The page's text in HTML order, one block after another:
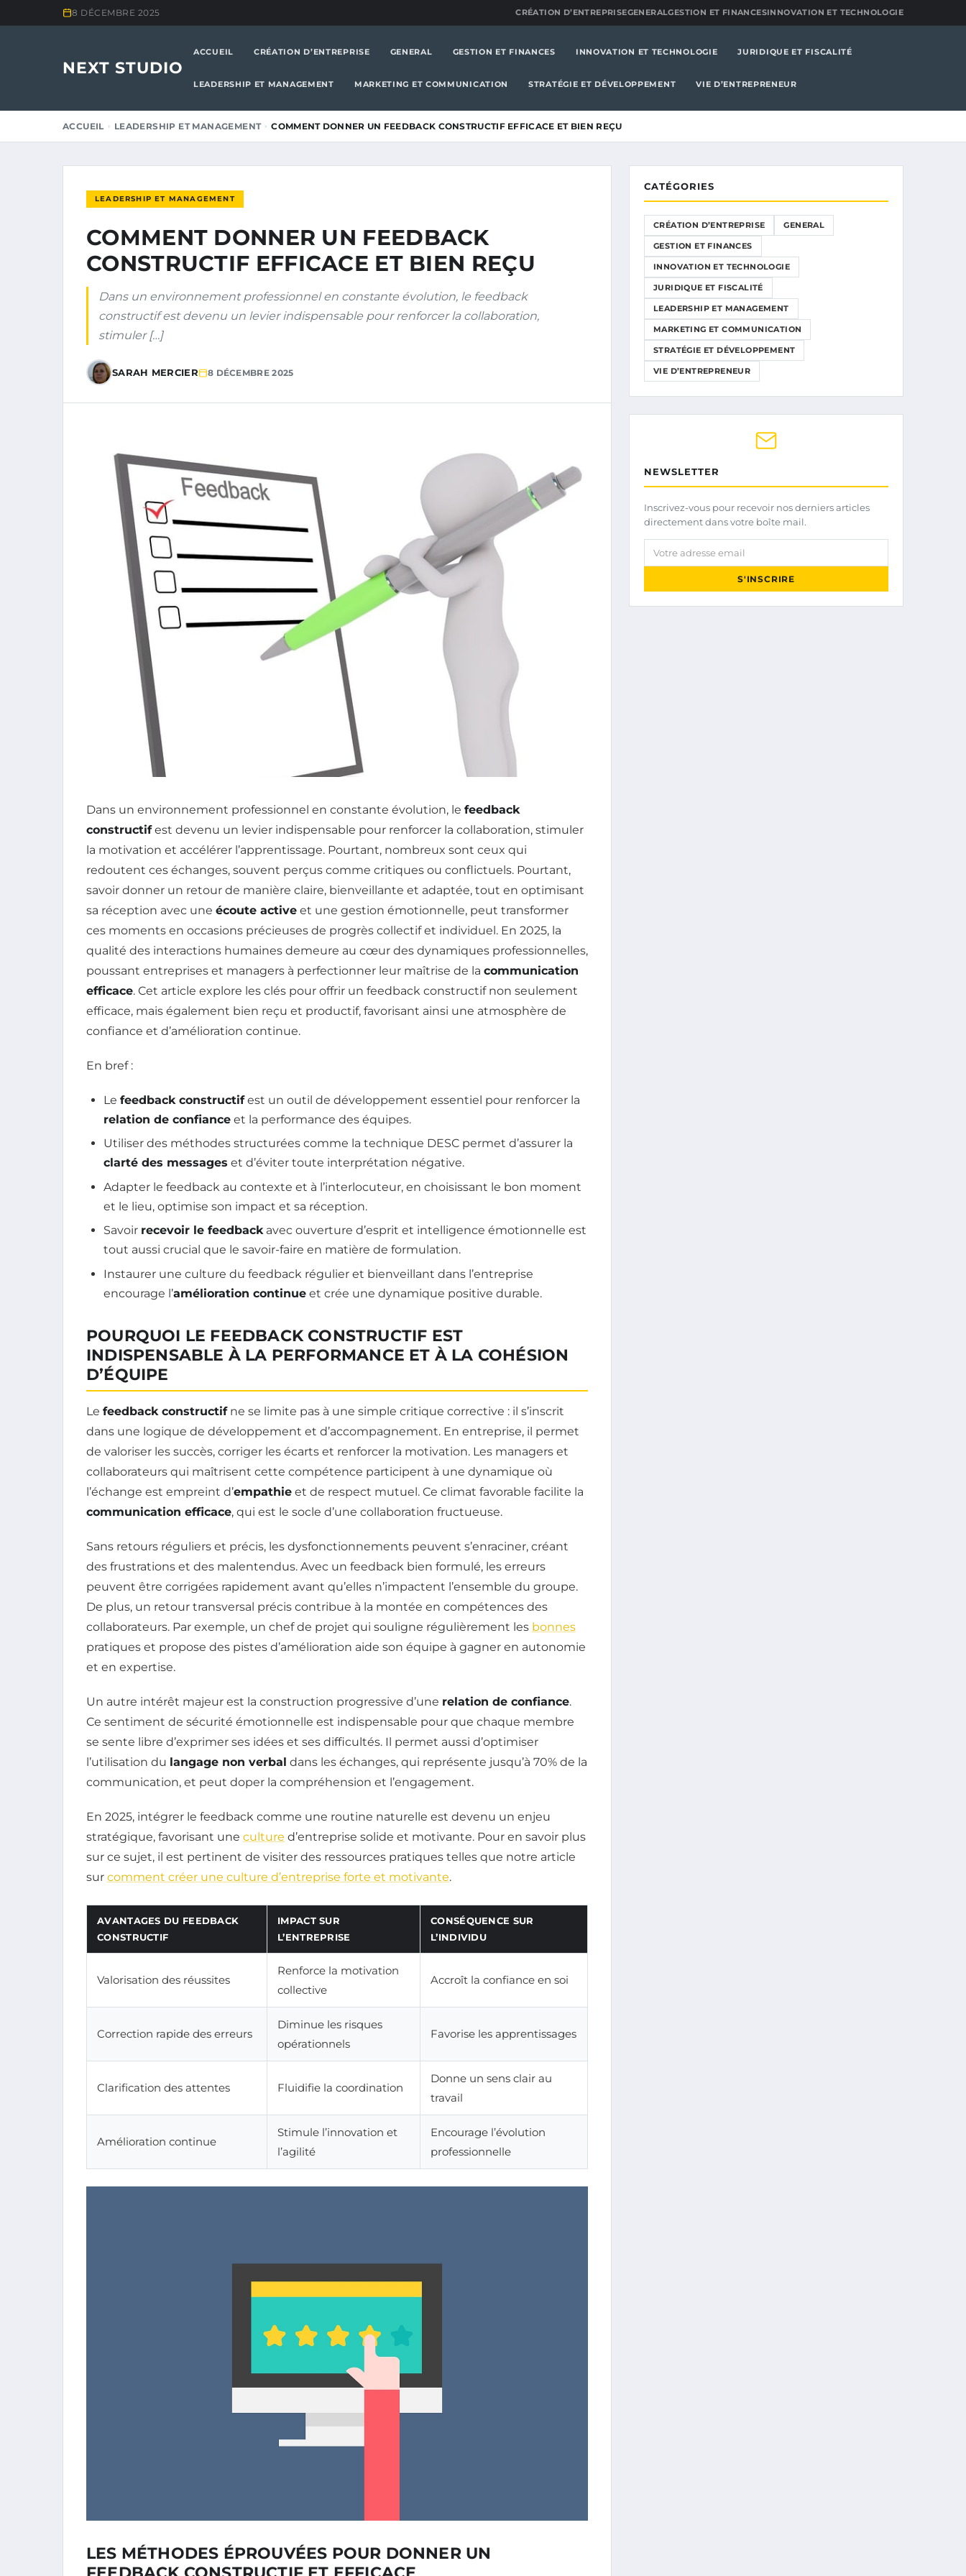
8 DÉCEMBRE 2025 CRÉATION D’ENTREPRISEGENERALGESTION ET FINANCESINNOVATION ET TECHNOLOGIE
NEXT STUDIO
ACCUEIL CRÉATION D’ENTREPRISE GENERAL GESTION ET FINANCES INNOVATION ET TECHNOLOGIE JURIDIQUE ET FISCALITÉ
LEADERSHIP ET MANAGEMENT MARKETING ET COMMUNICATION STRATÉGIE ET DÉVELOPPEMENT VIE D’ENTREPRENEUR
ACCUEIL LEADERSHIP ET MANAGEMENT COMMENT DONNER UN FEEDBACK CONSTRUCTIF EFFICACE ET BIEN REÇU
LEADERSHIP ET MANAGEMENT
COMMENT DONNER UN FEEDBACK
CONSTRUCTIF EFFICACE ET BIEN REÇU
Dans un environnement professionnel en constante évolution, le feedback
constructif est devenu un levier indispensable pour renforcer la collaboration,
stimuler […]
SARAH MERCIER 8 DÉCEMBRE 2025
Dans un environnement professionnel en constante évolution, le feedback
constructifest devenu un levier indispensable pour renforcer la collaboration, stimuler
la motivation et accélérer l’apprentissage. Pourtant, nombreux sont ceux qui
redoutent ces échanges, souvent perçus comme critiques ou conflictuels. Pourtant,
savoir donner un retour de manière claire, bienveillante et adaptée, tout en optimisant
sa réception avec une écoute active et une gestion émotionnelle, peut transformer
ces moments en occasions précieuses de progrès collectif et individuel. En 2025, la
qualité des interactions humaines demeure au cœur des dynamiques professionnelles,
poussant entreprises et managers à perfectionner leur maîtrise de la communication
efficace. Cet article explore les clés pour offrir un feedback constructif non seulement
efficace, mais également bien reçu et productif, favorisant ainsi une atmosphère de
confiance et d’amélioration continue.
En bref :
Le feedback constructifest un outil de développement essentiel pour renforcer la
relation de confiance et la performance des équipes.
Utiliser des méthodes structurées comme la technique DESC permet d’assurer la
clarté des messages et d’éviter toute interprétation négative.
Adapter le feedback au contexte et à l’interlocuteur, en choisissant le bon moment
et le lieu, optimise son impact et sa réception.
Savoir recevoir le feedbackavec ouverture d’esprit et intelligence émotionnelle est
tout aussi crucial que le savoir-faire en matière de formulation.
Instaurer une culture du feedback régulier et bienveillant dans l’entreprise
encourage l’amélioration continue et crée une dynamique positive durable.
POURQUOI LE FEEDBACK CONSTRUCTIF EST
INDISPENSABLE À LA PERFORMANCE ET À LA COHÉSION
D’ÉQUIPE
Le feedback constructifne se limite pas à une simple critique corrective : il s’inscrit
dans une logique de développement et d’accompagnement. En entreprise, il permet
de valoriser les succès, corriger les écarts et renforcer la motivation. Les managers et
collaborateurs qui maîtrisent cette compétence participent à une dynamique où
l’échange est empreint d’empathie et de respect mutuel. Ce climat favorable facilite la
communication efficace, qui est le socle d’une collaboration fructueuse.
Sans retours réguliers et précis, les dysfonctionnements peuvent s’enraciner, créant
des frustrations et des malentendus. Avec un feedback bien formulé, les erreurs
peuvent être corrigées rapidement avant qu’elles n’impactent l’ensemble du groupe.
De plus, un retour transversal précis contribue à la montée en compétences des
collaborateurs. Par exemple, un chef de projet qui souligne régulièrement les bonnes
pratiques et propose des pistes d’amélioration aide son équipe à gagner en autonomie
et en expertise.
Un autre intérêt majeur est la construction progressive d’une relation de confiance.
Ce sentiment de sécurité émotionnelle est indispensable pour que chaque membre
se sente libre d’exprimer ses idées et ses difficultés. Il permet aussi d’optimiser
l’utilisation du langage non verbal dans les échanges, qui représente jusqu’à 70% de la
communication, et peut doper la compréhension et l’engagement.
En 2025, intégrer le feedback comme une routine naturelle est devenu un enjeu
stratégique, favorisant une culture d’entreprise solide et motivante. Pour en savoir plus
sur ce sujet, il est pertinent de visiter des ressources pratiques telles que notre article
sur comment créer une culture d’entreprise forte et motivante.
AVANTAGES DU FEEDBACK
CONSTRUCTIF
IMPACT SUR
L’ENTREPRISE
CONSÉQUENCE SUR
L’INDIVIDU
Valorisation des réussites
Renforce la motivation
collective
Accroît la confiance en soi
Correction rapide des erreurs
Diminue les risques
opérationnels
Favorise les apprentissages
Clarification des attentes Fluidifie la coordination
Donne un sens clair au
travail
Amélioration continue
Stimule l’innovation et
l’agilité
Encourage l’évolution
professionnelle
LES MÉTHODES ÉPROUVÉES POUR DONNER UN
CATÉGORIES
CRÉATION D’ENTREPRISE GENERAL
GESTION ET FINANCES
INNOVATION ET TECHNOLOGIE
JURIDIQUE ET FISCALITÉ
LEADERSHIP ET MANAGEMENT
MARKETING ET COMMUNICATION
STRATÉGIE ET DÉVELOPPEMENT
VIE D’ENTREPRENEUR
NEWSLETTER
Inscrivez-vous pour recevoir nos derniers articles
directement dans votre boîte mail.
Votre adresse email
S'INSCRIRE